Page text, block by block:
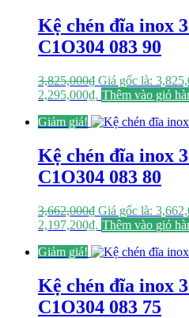
Kệ chén đĩa inox
C1O304 083 90
3,825,000₫ Giá gốc là:
2,295,000₫. Thêm vào giỏ
Giảm giá!
Kệ chén đĩa inox
C1O304 083 80
3,662,000₫ Giá gốc là:
2,197,200₫. Thêm vào giỏ
Giảm giá!
Kệ chén đĩa inox
C1O304 083 75